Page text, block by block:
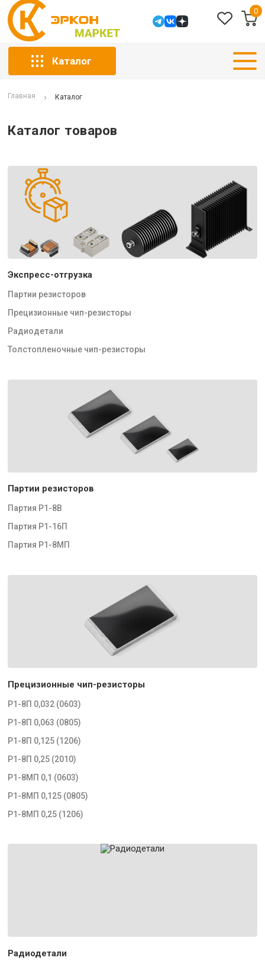
0
Каталог
Главная Каталог
Каталог товаров
Экспресс-отгрузка
Партии резисторов
Прецизионные чип-резисторы
Радиодетали
Толстопленочные чип-резисторы
Партии резисторов
Партия Р1-8В
Партия Р1-16П
Партия Р1-8МП
Прецизионные чип-резисторы
Р1-8П 0,032 (0603)
Р1-8П 0,063 (0805)
Р1-8П 0,125 (1206)
Р1-8П 0,25 (2010)
Р1-8МП 0,1 (0603)
Р1-8МП 0,125 (0805)
Р1-8МП 0,25 (1206)
Радиодетали